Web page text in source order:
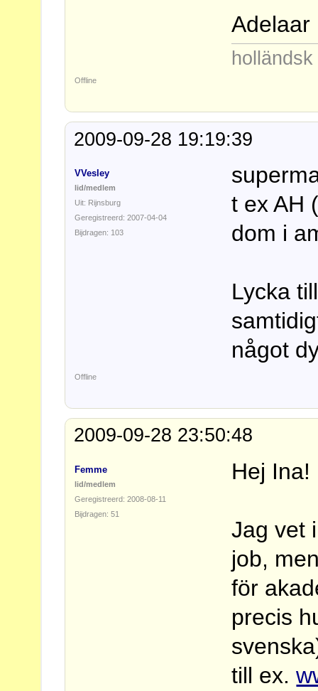
Adelaar
Offline
2009-09-28 19:19:39
VVesley
lid/medlem
Uit: Rijnsburg
Geregistreerd: 2007-04-04
Bijdragen: 103
t ex AH
dom i
Lycka
något
Offline
2009-09-28 23:50:48
Femme
lid/medlem
Geregistreerd: 2008-08-11
Bijdragen: 51
Hej Ina!
Jag vet
job,
för
precis
till ex.